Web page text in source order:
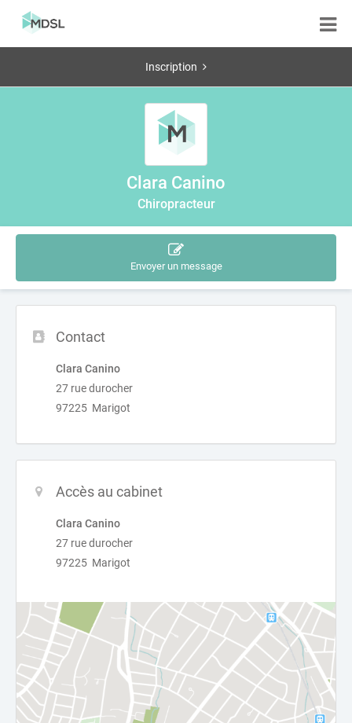
Inscription
Clara Canino
Chiropracteur
Envoyer un message
Contact
Clara Canino
27 rue durocher
97225 Marigot
Accès au cabinet
Clara Canino
27 rue durocher
97225 Marigot